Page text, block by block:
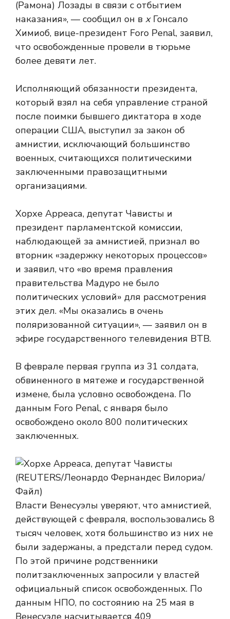
(Рамона) Лозады в связи с отбытием
наказания», — сообщил он в хГонсало
Химиоб, вице-президент Foro Penal, заявил,
что освобожденные провели в тюрьме
более девяти лет.
Исполняющий обязанности президента,
который взял на себя управление страной
после поимки бывшего диктатора в ходе
операции США, выступил за закон об
амнистии, исключающий большинство
военных, считающихся политическими
заключенными правозащитными
организациями.
Хорхе Арреаса, депутат Чависты и
президент парламентской комиссии,
наблюдающей за амнистией, признал во
вторник «задержку некоторых процессов»
и заявил, что «во время правления
правительства Мадуро не было
политических условий» для рассмотрения
этих дел. «Мы оказались в очень
поляризованной ситуации», — заявил он в
эфире государственного телевидения ВТВ.
В феврале первая группа из 31 солдата,
обвиненного в мятеже и государственной
измене, была условно освобождена. По
данным Foro Penal, с января было
освобождено около 800 политических
заключенных.
Власти Венесуэлы уверяют, что амнистией,
действующей с февраля, воспользовались 8
тысяч человек, хотя большинство из них не
были задержаны, а предстали перед судом.
По этой причине родственники
политзаключенных запросили у властей
официальный список освобожденных. По
данным НПО, по состоянию на 25 мая в
Венесуэле насчитывается 409